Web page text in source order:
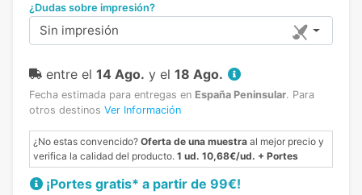
¿Dudas sobre impresión?
Sin impresión
entre el 14 Ago. y el 18 Ago.
Fecha estimada para entregas en España Peninsular. Para
otros destinos Ver Información
¿No estas convencido? Oferta de una muestra al mejor precio y
verifica la calidad del producto. 1 ud. 10,68€/ud. + Portes
¡Portes gratis* a partir de 99€!